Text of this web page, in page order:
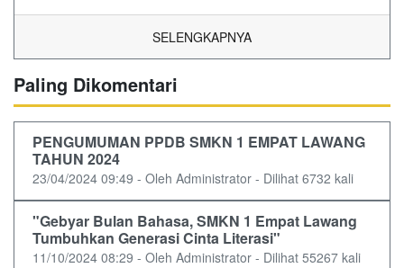
SELENGKAPNYA
Paling Dikomentari
PENGUMUMAN PPDB SMKN 1 EMPAT LAWANG
TAHUN 2024
23/04/2024 09:49 - Oleh Administrator - Dilihat 6732 kali
"Gebyar Bulan Bahasa, SMKN 1 Empat Lawang
Tumbuhkan Generasi Cinta Literasi"
11/10/2024 08:29 - Oleh Administrator - Dilihat 55267 kali